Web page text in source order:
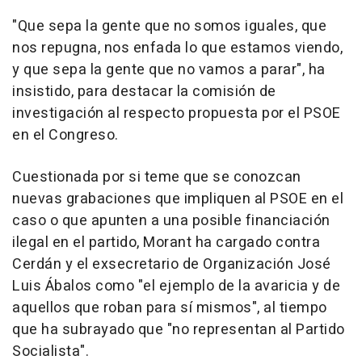
"Que sepa la gente que no somos iguales, que
nos repugna, nos enfada lo que estamos viendo,
y que sepa la gente que no vamos a parar", ha
insistido, para destacar la comisión de
investigación al respecto propuesta por el PSOE
en el Congreso.
Cuestionada por si teme que se conozcan
nuevas grabaciones que impliquen al PSOE en el
caso o que apunten a una posible financiación
ilegal en el partido, Morant ha cargado contra
Cerdán y el exsecretario de Organización José
Luis Ábalos como "el ejemplo de la avaricia y de
aquellos que roban para sí mismos", al tiempo
que ha subrayado que "no representan al Partido
Socialista".